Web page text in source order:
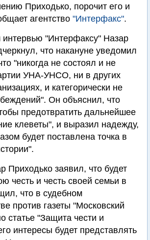
Приходько, порочит его и
агентство "Интерфакс".
"Интерфаксу" Назар
что накануне уведомил
"никогда не состоял и не
УНА-УНСО, ни в других
и категорически не
Он объяснил, что
предотвратить дальнейшее
клеветы", и выразил надежду,
будет поставлена точка в
Приходько заявил, что будет
честь и честь своей семьи в
что в судебном
против газеты "Московский
статье "Защита чести и
интересы будет представлять